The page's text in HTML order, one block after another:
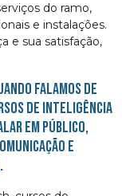
do ramo,
e instalações.
e sua satisfação,
falamos de
de inteligência
em público,
e